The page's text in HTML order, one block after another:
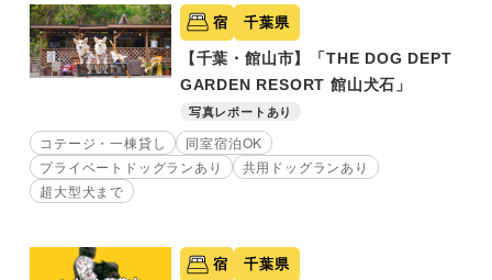
宿 千葉県
【千葉・館山市】「THE DOG DEPT
GARDEN RESORT 館山犬石」
写真レポートあり
コテージ・一棟貸し
同室宿泊OK
プライベートドッグランあり
共用ドッグランあり
超大型犬まで
宿 千葉県